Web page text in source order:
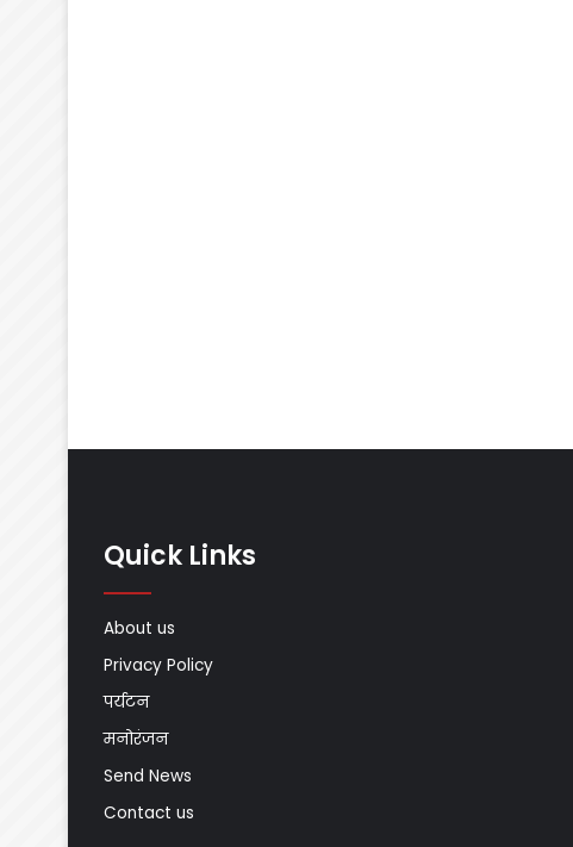
Quick Links
About us
Privacy Policy
पर्यटन
मनोरंजन
Send News
Contact us